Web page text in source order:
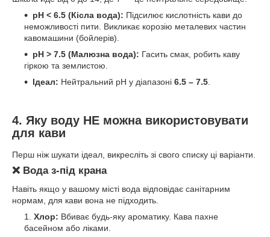
pH < 6.5 (Кісла вода): Підсилює кислотність кави до
неможливості пити. Викликає корозію металевих частин
кавомашини (бойлерів).
pH > 7.5 (Малюзна вода): Гасить смак, робить каву
гіркою та землистою.
Ідеал: Нейтральний pH у діапазоні 6.5 – 7.5
4. Яку воду НЕ можна використовувати
для кави
Перш ніж шукати ідеал, викресліть зі свого списку ці варіанти.
❌ Вода з-під крана
Навіть якщо у вашому місті вода відповідає санітарним
нормам, для кави вона не підходить.
Хлор: Вбиває будь-яку ароматику. Кава пахне
басейном або ліками.